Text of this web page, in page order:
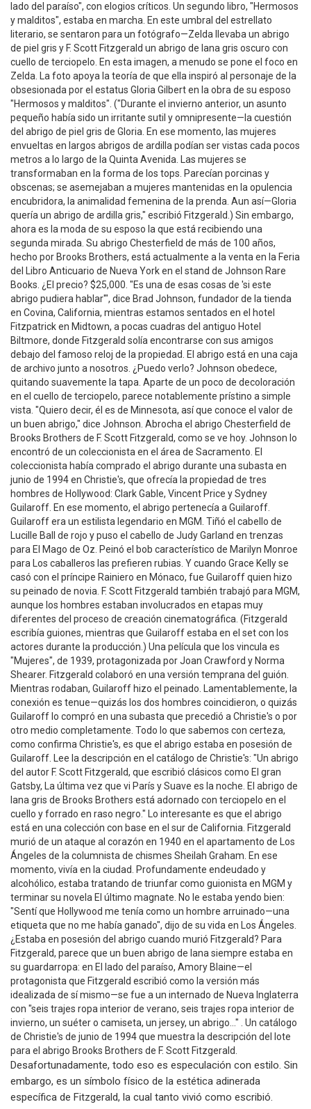
lado del paraíso", con elogios críticos. Un segundo libro, "Hermosos
y malditos", estaba en marcha. En este umbral del estrellato
literario, se sentaron para un fotógrafo—Zelda llevaba un abrigo
de piel gris y F. Scott Fitzgerald un abrigo de lana gris oscuro con
cuello de terciopelo. En esta imagen, a menudo se pone el foco en
Zelda. La foto apoya la teoría de que ella inspiró al personaje de la
obsesionada por el estatus Gloria Gilbert en la obra de su esposo
"Hermosos y malditos". ("Durante el invierno anterior, un asunto
pequeño había sido un irritante sutil y omnipresente—la cuestión
del abrigo de piel gris de Gloria. En ese momento, las mujeres
envueltas en largos abrigos de ardilla podían ser vistas cada pocos
metros a lo largo de la Quinta Avenida. Las mujeres se
transformaban en la forma de los tops. Parecían porcinas y
obscenas; se asemejaban a mujeres mantenidas en la opulencia
encubridora, la animalidad femenina de la prenda. Aun así—Gloria
quería un abrigo de ardilla gris," escribió Fitzgerald.) Sin embargo,
ahora es la moda de su esposo la que está recibiendo una
segunda mirada. Su abrigo Chesterfield de más de 100 años,
hecho por Brooks Brothers, está actualmente a la venta en la Feria
del Libro Anticuario de Nueva York en el stand de Johnson Rare
Books. ¿El precio? $25,000. "Es una de esas cosas de 'si este
abrigo pudiera hablar'", dice Brad Johnson, fundador de la tienda
en Covina, California, mientras estamos sentados en el hotel
Fitzpatrick en Midtown, a pocas cuadras del antiguo Hotel
Biltmore, donde Fitzgerald solía encontrarse con sus amigos
debajo del famoso reloj de la propiedad. El abrigo está en una caja
de archivo junto a nosotros. ¿Puedo verlo? Johnson obedece,
quitando suavemente la tapa. Aparte de un poco de decoloración
en el cuello de terciopelo, parece notablemente prístino a simple
vista. "Quiero decir, él es de Minnesota, así que conoce el valor de
un buen abrigo," dice Johnson. Abrocha el abrigo Chesterfield de
Brooks Brothers de F. Scott Fitzgerald, como se ve hoy. Johnson lo
encontró de un coleccionista en el área de Sacramento. El
coleccionista había comprado el abrigo durante una subasta en
junio de 1994 en Christie's, que ofrecía la propiedad de tres
hombres de Hollywood: Clark Gable, Vincent Price y Sydney
Guilaroff. En ese momento, el abrigo pertenecía a Guilaroff.
Guilaroff era un estilista legendario en MGM. Tiñó el cabello de
Lucille Ball de rojo y puso el cabello de Judy Garland en trenzas
para El Mago de Oz. Peinó el bob característico de Marilyn Monroe
para Los caballeros las prefieren rubias. Y cuando Grace Kelly se
casó con el príncipe Rainiero en Mónaco, fue Guilaroff quien hizo
su peinado de novia. F. Scott Fitzgerald también trabajó para MGM,
aunque los hombres estaban involucrados en etapas muy
diferentes del proceso de creación cinematográfica. (Fitzgerald
escribía guiones, mientras que Guilaroff estaba en el set con los
actores durante la producción.) Una película que los vincula es
"Mujeres", de 1939, protagonizada por Joan Crawford y Norma
Shearer. Fitzgerald colaboró en una versión temprana del guión.
Mientras rodaban, Guilaroff hizo el peinado. Lamentablemente, la
conexión es tenue—quizás los dos hombres coincidieron, o quizás
Guilaroff lo compró en una subasta que precedió a Christie's o por
otro medio completamente. Todo lo que sabemos con certeza,
como confirma Christie's, es que el abrigo estaba en posesión de
Guilaroff. Lee la descripción en el catálogo de Christie's: "Un abrigo
del autor F. Scott Fitzgerald, que escribió clásicos como El gran
Gatsby, La última vez que vi París y Suave es la noche. El abrigo de
lana gris de Brooks Brothers está adornado con terciopelo en el
cuello y forrado en raso negro." Lo interesante es que el abrigo
está en una colección con base en el sur de California. Fitzgerald
murió de un ataque al corazón en 1940 en el apartamento de Los
Ángeles de la columnista de chismes Sheilah Graham. En ese
momento, vivía en la ciudad. Profundamente endeudado y
alcohólico, estaba tratando de triunfar como guionista en MGM y
terminar su novela El último magnate. No le estaba yendo bien:
"Sentí que Hollywood me tenía como un hombre arruinado—una
etiqueta que no me había ganado", dijo de su vida en Los Ángeles.
¿Estaba en posesión del abrigo cuando murió Fitzgerald? Para
Fitzgerald, parece que un buen abrigo de lana siempre estaba en
su guardarropa: en El lado del paraíso, Amory Blaine—el
protagonista que Fitzgerald escribió como la versión más
idealizada de sí mismo—se fue a un internado de Nueva Inglaterra
con "seis trajes ropa interior de verano, seis trajes ropa interior de
invierno, un suéter o camiseta, un jersey, un abrigo..." . Un catálogo
de Christie's de junio de 1994 que muestra la descripción del lote
para el abrigo Brooks Brothers de F. Scott Fitzgerald.
Desafortunadamente, todo eso es especulación con estilo. Sin
embargo, es un símbolo físico de la estética adinerada
específica de Fitzgerald, la cual tanto vivió como escribió.